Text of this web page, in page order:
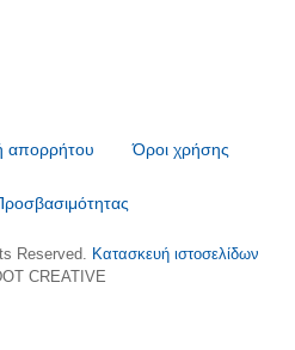
απορρήτου Όροι χρήσης
Reserved.
Κατασκευή ιστοσελίδων
CREATIVE